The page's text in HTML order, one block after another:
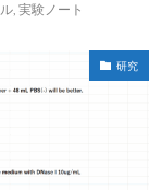
, 実験ノート
研究